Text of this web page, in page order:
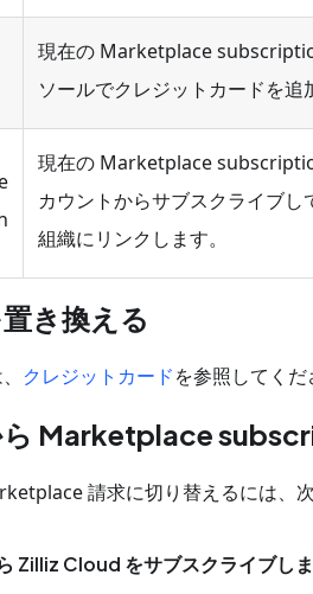
現在の Marketplace
ソールでクレジットカードを追
現在の Marketplace
カウントからサブスクライブ
組織にリンクします。
き換える
クレジットカードを参照してくだ
Marketplace
請求に切り替えるには、次
Zilliz Cloud をサブスクライブしま